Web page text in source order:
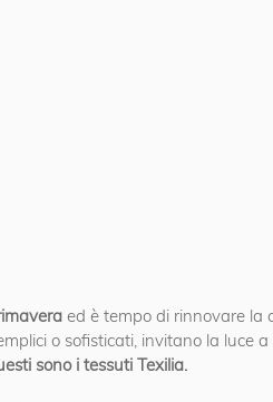
ed è tempo di rinnovare la
o sofisticati, invitano la luce
sono i tessuti Texilia.